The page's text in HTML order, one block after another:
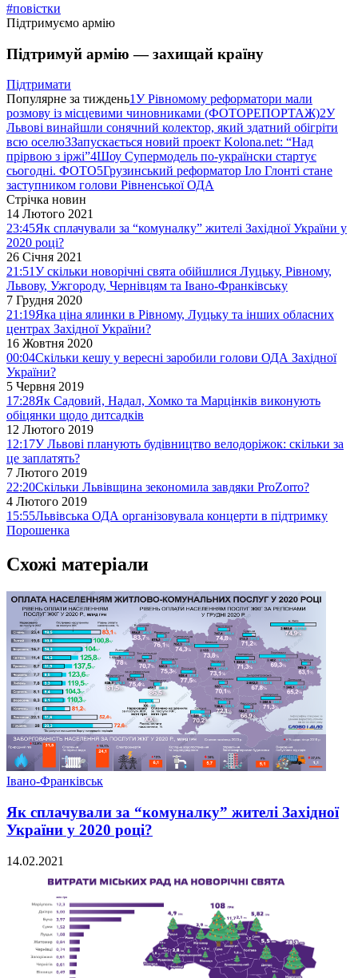
#повістки
Підтримуємо армію
Підтримуй армію — захищай країну
Підтримати
Популярне за тиждень1У Рівномому реформатори мали
розмову із місцевими чиновниками (ФОТОРЕПОРТАЖ)2У
Львові винайшли сонячний колектор, який здатний обігріти
всю оселю3Запускається новий проект Kolona.net: “Над
прірвою з іржі”4Шоу Супермодель по-українски стартує
сьогодні. ФОТО5Грузинський реформатор Іло Глонті стане
заступником голови Рівненської ОДА
Стрічка новин
14 Лютого 2021
23:45Як сплачували за “комуналку” жителі Західної України у
2020 році?
26 Січня 2021
21:51У скільки новорічні свята обійшлися Луцьку, Рівному,
Львову, Ужгороду, Чернівцям та Івано-Франківську
7 Грудня 2020
21:19Яка ціна ялинки в Рівному, Луцьку та інших обласних
центрах Західної України?
16 Жовтня 2020
00:04Скільки кешу у вересні заробили голови ОДА Західної
України?
5 Червня 2019
17:28Як Садовий, Надал, Хомко та Марцінків виконують
обіцянки щодо дитсадків
12 Лютого 2019
12:17У Львові планують будівництво велодоріжок: скільки за
це заплатять?
7 Лютого 2019
22:20Скільки Львівщина зекономила завдяки ProZorro?
4 Лютого 2019
15:55Львівська ОДА організовувала концерти в підтримку
Порошенка
Схожі матеріали
Івано-Франківськ
Як сплачували за “комуналку” жителі Західної
України у 2020 році?
14.02.2021